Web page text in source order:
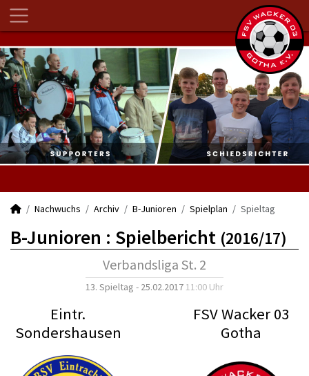
Nachwuchs Archiv B-Junioren Spielplan Spieltag
B-Junioren : Spielbericht (2016/17)
Verbandsliga St. 2
13. Spieltag - 25.02.2017 11:00 Uhr
Eintr.
Sondershausen
FSV Wacker 03
Gotha